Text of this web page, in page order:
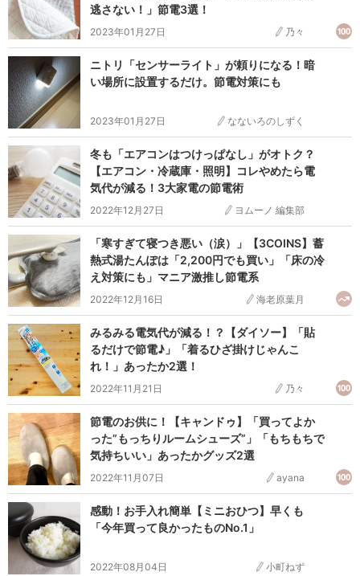
逃さない！」節電3選！
2023年01月27日 乃々
ニトリ「センサーライト」が頼りになる！暗
い場所に設置するだけ。節電対策にも
2023年01月27日 なないろのしずく
冬も「エアコンはつけっぱなし」がオトク？
【エアコン・冷蔵庫・照明】コレやめたら電
気代が減る！3大家電の節電術
2022年12月27日 ヨムーノ 編集部
「寒すぎて寝つき悪い（涙）」【3COINS】蓄
熱式湯たんぽは「2,200円でも買い」「床の冷
え対策にも」マニア激推し節電系
2022年12月16日 海老原葉月
みるみる電気代が減る！？【ダイソー】「貼
るだけで節電♪」「着るひざ掛けじゃんこ
れ！」あったか2選！
2022年11月21日 乃々
節電のお供に！【キャンドゥ】「買ってよか
った”もっちりルームシューズ”」「もちもちで
気持ちいい」あったかグッズ2選
2022年11月07日 ayana
感動！お手入れ簡単【ミニおひつ】早くも
「今年買って良かったものNo.1」
2022年08月04日 小町ねず